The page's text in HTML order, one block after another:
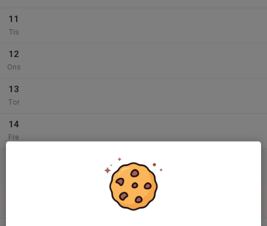
11
Tis
12
Ons
13
Tor
14
Fre